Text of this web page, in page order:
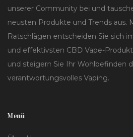
unserer Community bei und
neusten Produkte und Trends aus.
Ratschlägen entscheiden Sie sich
und effektivsten CBD Vape-
und steigern Sie Ihr Wohlbefinden
verantwortungsvolles Vaping.
Menü